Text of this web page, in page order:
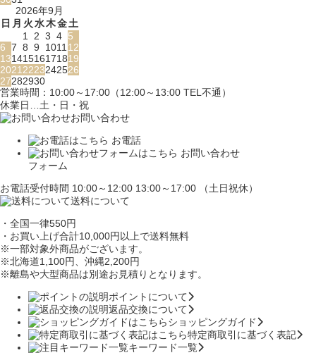
2026年9月
日 月 火水木金土
1 2 3 4 5
6 7 8 9 101112
13141516171819
20212223242526
27282930
営業時間：10:00～17:00（12:00～13:00 TEL不通）
休業日…土・日・祝
お問い合わせ
お電話
お問い合わせ
フォーム
お電話受付時間 10:00～12:00 13:00～17:00 （土日祝休）
送料について
・全国一律550円
・お買い上げ合計10,000円 以上で送料無料
※一部対象外商品がございます。
※北海道1,100円、沖縄2,200円
※離島や大型商品は別途お見積りとなります。
ポイントについて
返品交換について
ショッピングガイド
特定商取引に基づく表記
キーワード一覧